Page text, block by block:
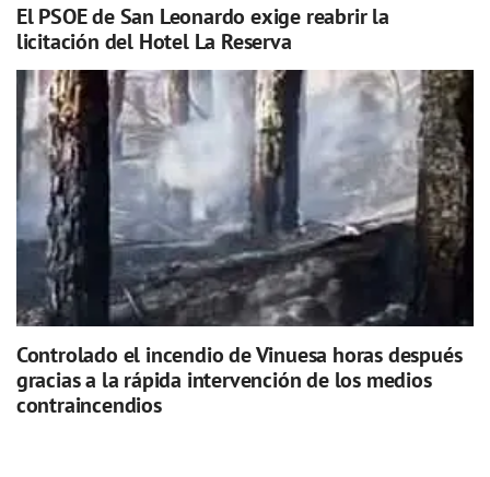
El PSOE de San Leonardo exige reabrir la
licitación del Hotel La Reserva
Controlado el incendio de Vinuesa horas después
gracias a la rápida intervención de los medios
contraincendios